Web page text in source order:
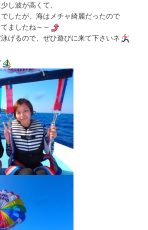
し波が高くて、
したが、海はメチャ綺麗だったので
ましたね～～
げるので、ぜひ遊びに来て下さいネ